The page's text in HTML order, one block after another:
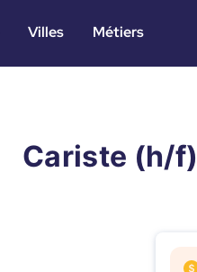
Villes Métiers
Cariste (h/